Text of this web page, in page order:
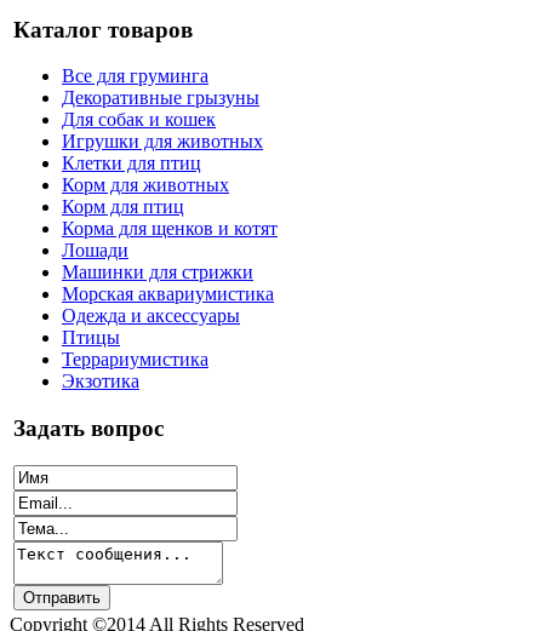
Каталог товаров
Все для груминга
Декоративные грызуны
Для собак и кошек
Игрушки для животных
Клетки для птиц
Корм для животных
Корм для птиц
Корма для щенков и котят
Лошади
Машинки для стрижки
Морская аквариумистика
Одежда и аксессуары
Птицы
Террариумистика
Экзотика
Задать вопрос
Copyright ©2014 All Rights Reserved